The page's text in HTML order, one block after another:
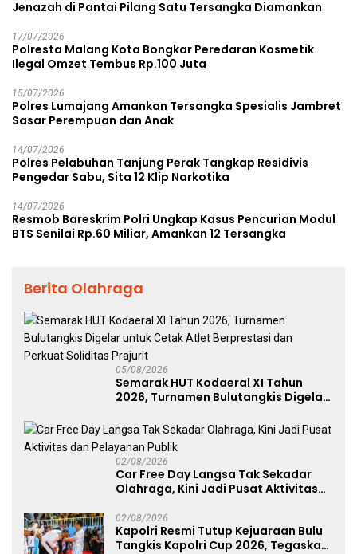
Jenazah di Pantai Pilang Satu Tersangka Diamankan
17/07/2026
Polresta Malang Kota Bongkar Peredaran Kosmetik
Ilegal Omzet Tembus Rp.100 Juta
15/07/2026
Polres Lumajang Amankan Tersangka Spesialis Jambret
Sasar Perempuan dan Anak
14/07/2026
Polres Pelabuhan Tanjung Perak Tangkap Residivis
Pengedar Sabu, Sita 12 Klip Narkotika
14/07/2026
Resmob Bareskrim Polri Ungkap Kasus Pencurian Modul
BTS Senilai Rp.60 Miliar, Amankan 12 Tersangka
Berita Olahraga
05/08/2026
Semarak HUT Kodaeral XI Tahun
2026, Turnamen Bulutangkis Digelar
Perkuat Soliditas Prajurit
02/08/2026
Car Free Day Langsa Tak Sekadar
Olahraga, Kini Jadi Pusat Aktivitas
02/08/2026
Kapolri Resmi Tutup Kejuaraan Bulu
Tangkis Kapolri Cup 2026, Tegaskan